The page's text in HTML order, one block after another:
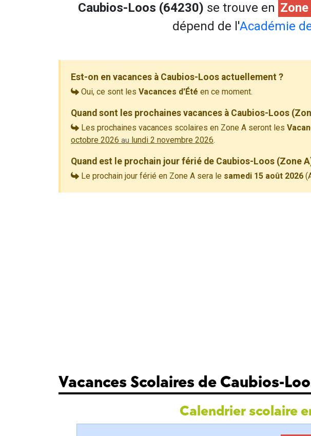
Caubios-Loos (64230) se trouve en Zone
dépend de l'Académie
Est-on en vacances à Caubios-Loos actuellement ?
Oui, ce sont les Vacances d'Été en ce moment.
Quand sont les prochaines vacances à Caubios-Loos
Les prochaines vacances scolaires en Zone A seront les
octobre 2026 au lundi 2 novembre 2026.
Quand est le prochain jour férié de Caubios-Loos (Zone
Le prochain jour férié en Zone A sera le samedi 15 août 2026
Vacances Scolaires de Caubios-
Calendrier scolaire